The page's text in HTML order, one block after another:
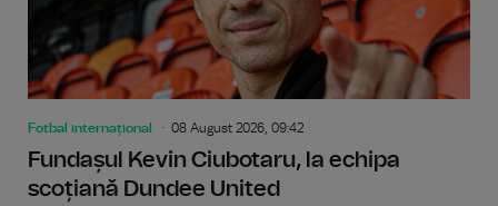
Fotbal internațional 08 August 2026, 09:42
Fundașul Kevin Ciubotaru, la echipa
scoțiană Dundee United